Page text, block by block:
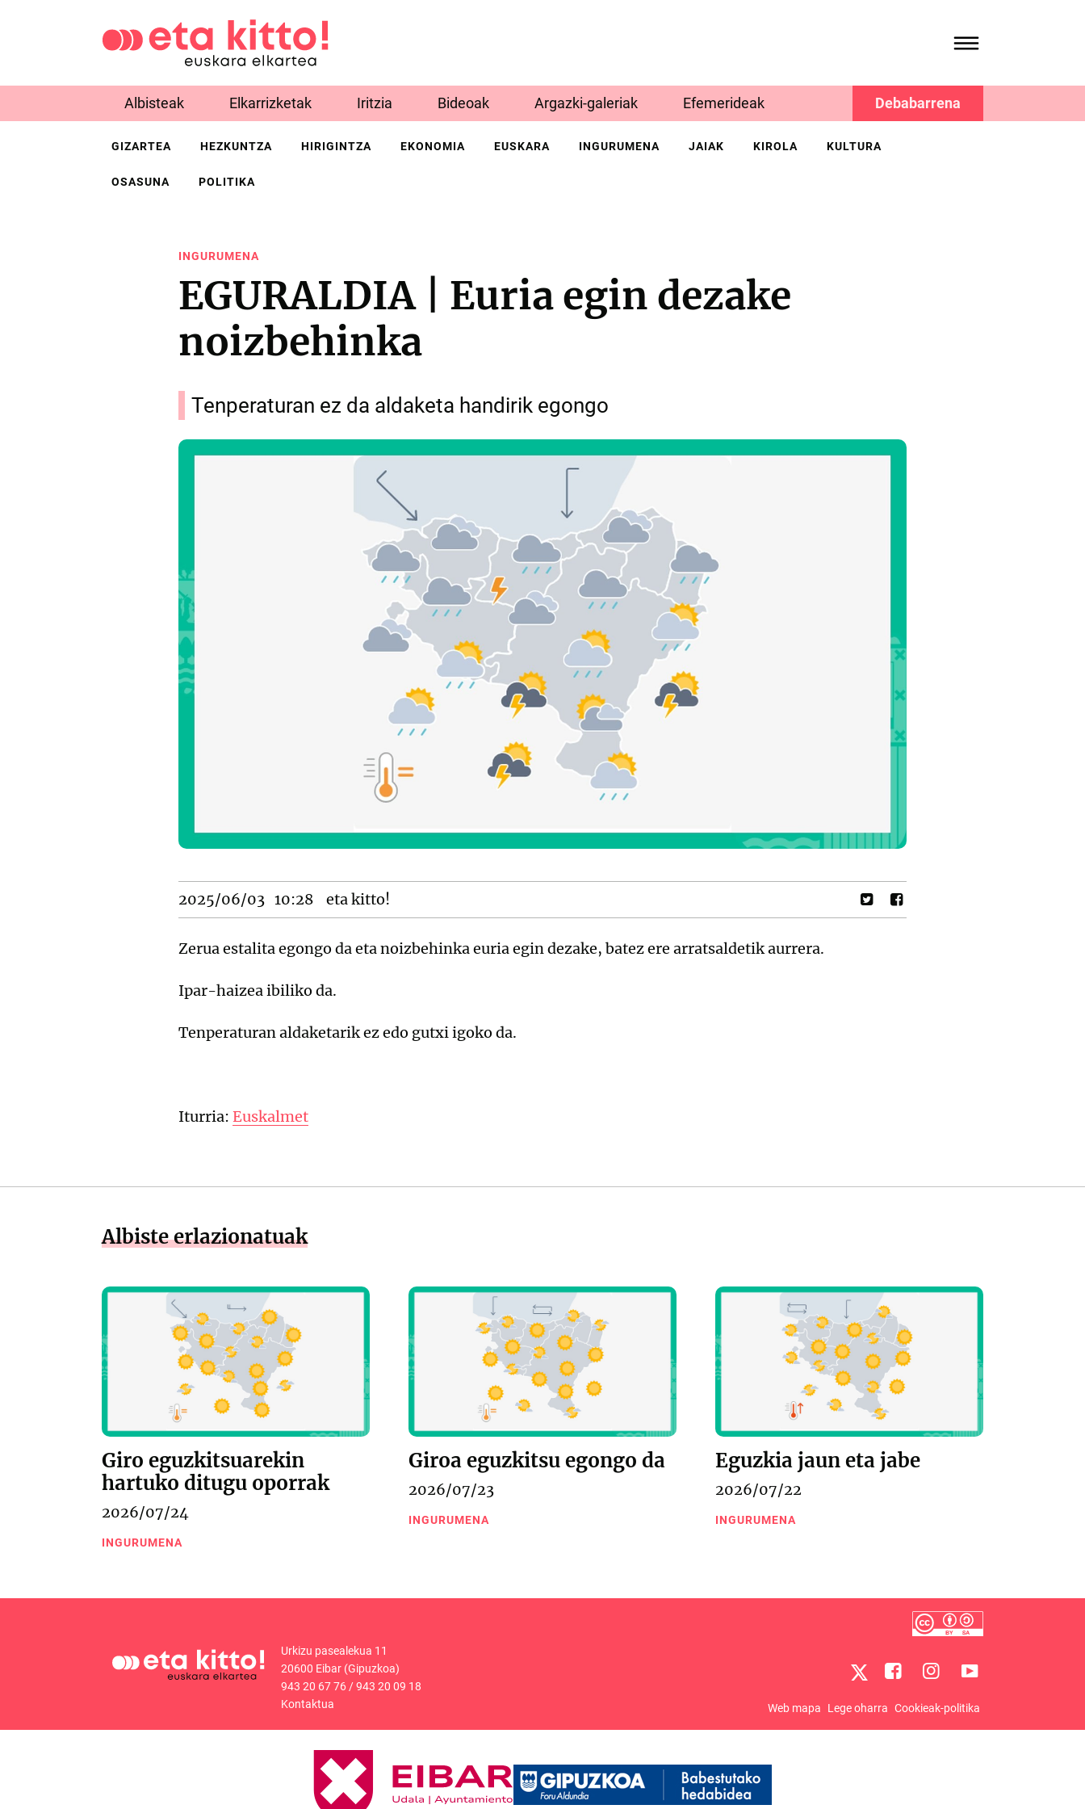
Albisteak Elkarrizketak Iritzia Bideoak Argazki-galeriak Efemerideak Debabarrena
GIZARTEA HEZKUNTZA HIRIGINTZA EKONOMIA EUSKARA INGURUMENA JAIAK KIROLA KULTURA
OSASUNA POLITIKA
INGURUMENA
EGURALDIA | Euria egin dezake
noizbehinka
Tenperaturan ez da aldaketa handirik egongo
2025/06/03 10:28 eta kitto!
Zerua estalita egongo da eta noizbehinka euria egin dezake, batez ere arratsaldetik aurrera.
Ipar-haizea ibiliko da.
Tenperaturan aldaketarik ez edo gutxi igoko da.
Iturria: Euskalmet
Albiste erlazionatuak
Giro eguzkitsuarekin
hartuko ditugu oporrak
2026/07/24
INGURUMENA
Giroa eguzkitsu egongo da
2026/07/23
INGURUMENA
Eguzkia jaun eta jabe
2026/07/22
INGURUMENA
Urkizu pasealekua 11
20600 Eibar (Gipuzkoa)
943 20 67 76/943 20 09 18
Kontaktua
Web mapa Lege oharra Cookieak-politika